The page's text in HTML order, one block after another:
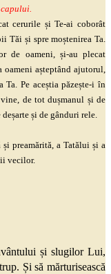
cerurile și Te-ai coborât
Tăi și spre moștenirea Ta.
de oameni, și-au plecat
așteptând ajutorul,
Pe aceștia păzește-i în
de tot dușmanul și de
și de gânduri rele.
preamărită, a Tatălui și a
vecilor.
și slugilor Lui,
Și să mărturisească